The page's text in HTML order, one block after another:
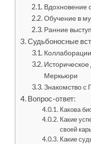
Вдохновение
Обучение в
Ранние
Судьбоносные
Меркьюри
Знакомство с
Вопрос-ответ:
Какова
Какие
своей
Какие